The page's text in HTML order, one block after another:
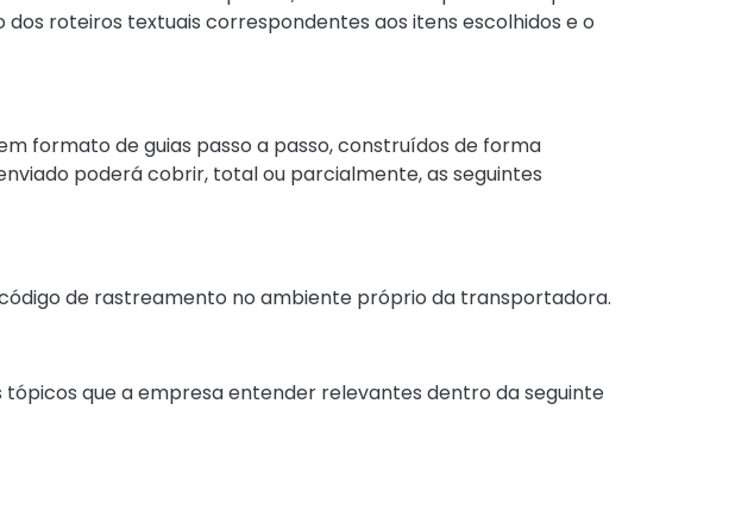
roteiros textuais correspondentes aos itens escolhidos e o
formato de guias passo a passo, construídos de forma
poderá cobrir, total ou parcialmente, as seguintes
de rastreamento no ambiente próprio da transportadora.
que a empresa entender relevantes dentro da seguinte